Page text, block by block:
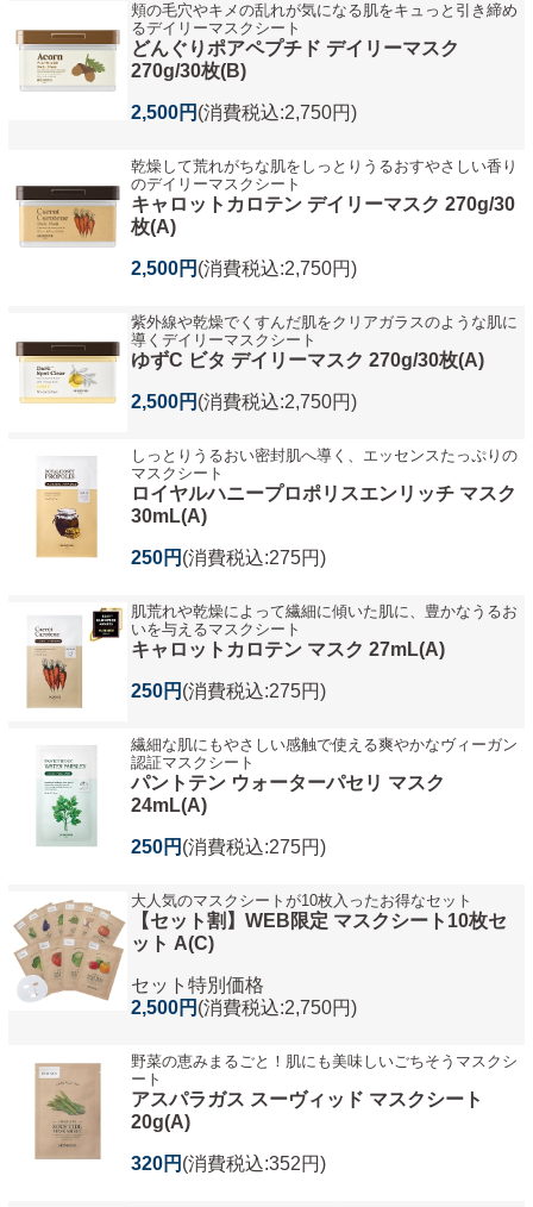
頬の毛穴やキメの乱れが気になる肌をキュっと引き締め
るデイリーマスクシート
どんぐりポアペプチド デイリーマスク
270g/30枚(B)
2,500円 (消費税込:2,750円)
乾燥して荒れがちな肌をしっとりうるおすやさしい香り
のデイリーマスクシート
キャロットカロテン デイリーマスク 270g/30
枚(A)
2,500円 (消費税込:2,750円)
紫外線や乾燥でくすんだ肌をクリアガラスのような肌に
導くデイリーマスクシート
ゆずC ビタ デイリーマスク 270g/30枚(A)
2,500円 (消費税込:2,750円)
しっとりうるおい密封肌へ導く、エッセンスたっぷりの
マスクシート
ロイヤルハニープロポリスエンリッチ マスク
30mL(A)
250円 (消費税込:275円)
肌荒れや乾燥によって繊細に傾いた肌に、豊かなうるお
いを与えるマスクシート
キャロットカロテン マスク 27mL(A)
250円 (消費税込:275円)
繊細な肌にもやさしい感触で使える爽やかなヴィーガン
認証マスクシート
パントテン ウォーターパセリ マスク
24mL(A)
250円 (消費税込:275円)
大人気のマスクシートが10枚入ったお得なセット
【セット割】WEB限定 マスクシート10枚セ
ット A(C)
セット特別価格
2,500円 (消費税込:2,750円)
野菜の恵みまるごと！肌にも美味しいごちそうマスクシ
ート
アスパラガス スーヴィッド マスクシート
20g(A)
320円 (消費税込:352円)